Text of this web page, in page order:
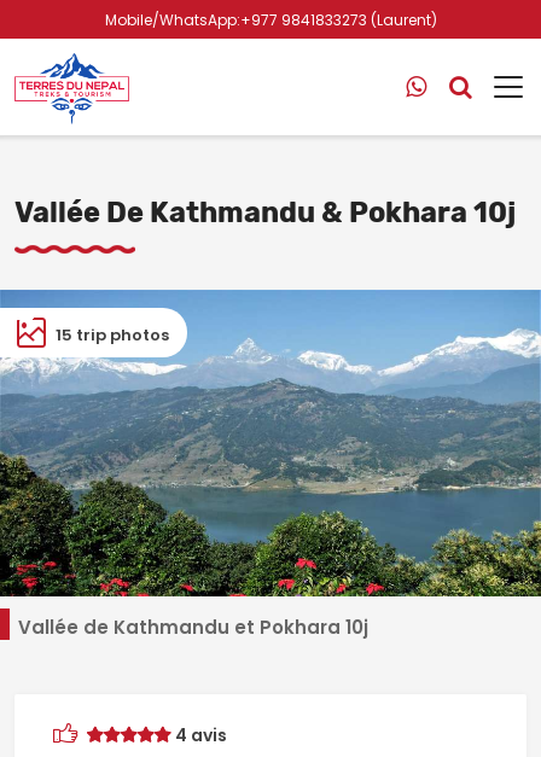
Mobile/WhatsApp:+977 9841833273 (Laurent)
Vallée De Kathmandu & Pokhara 10j
Vallée de Kathmandu et Pokhara 10j
15 trip photos
4 avis